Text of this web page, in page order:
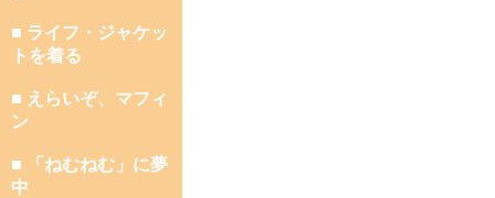
■ ライフ・ジャケッ
トを着る
■ えらいぞ、マフィ
ン
■ 「ねむねむ」に夢
中